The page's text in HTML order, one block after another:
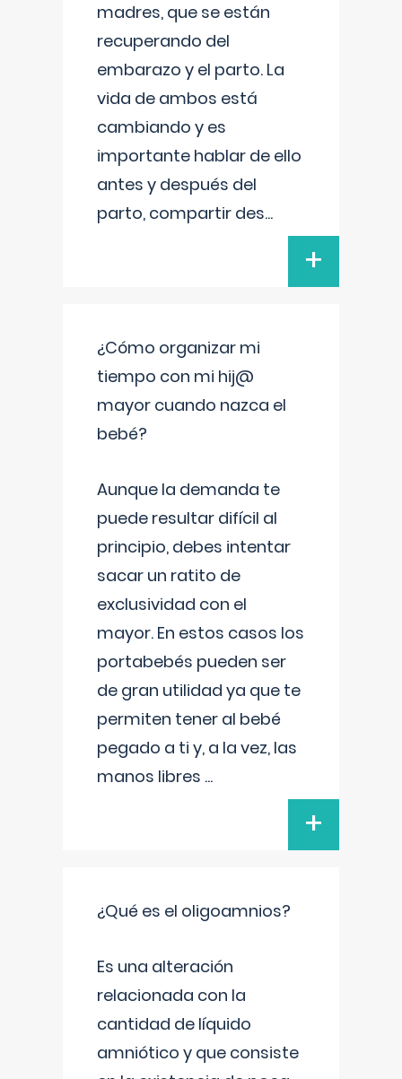
madres, que se están
recuperando del
embarazo y el parto. La
vida de ambos está
cambiando y es
importante hablar de ello
antes y después del
parto, compartir des...
+
¿Cómo organizar mi
tiempo con mi hij@
mayor cuando nazca el
bebé?
Aunque la demanda te
puede resultar difícil al
principio, debes intentar
sacar un ratito de
exclusividad con el
mayor. En estos casos los
portabebés pueden ser
de gran utilidad ya que te
permiten tener al bebé
pegado a ti y, a la vez, las
manos libres ...
+
¿Qué es el oligoamnios?
Es una alteración
relacionada con la
cantidad de líquido
amniótico y que consiste